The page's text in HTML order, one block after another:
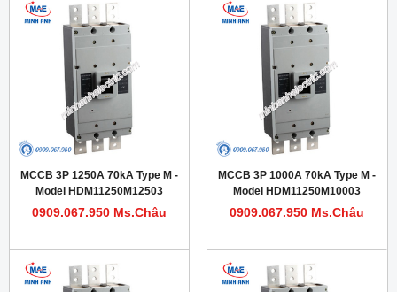
MCCB 3P 1250A 70kA Type M -
Model HDM11250M12503
0909.067.950 Ms.Châu
MCCB 3P 1000A 70kA Type M -
Model HDM11250M10003
0909.067.950 Ms.Châu